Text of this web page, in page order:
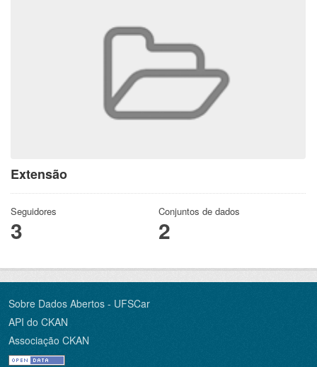
Extensão
Seguidores
3
Conjuntos de dados
2
Sobre Dados Abertos - UFSCar
API do CKAN
Associação CKAN